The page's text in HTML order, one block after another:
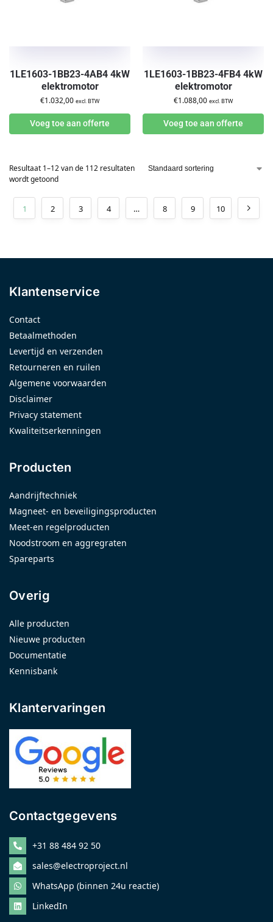
1LE1603-1BB23-4AB4 4kW
elektromotor
€1.032,00 excl. BTW
Voeg toe aan offerte
1LE1603-1BB23-4FB4 4kW
elektromotor
€1.088,00 excl. BTW
Voeg toe aan offerte
Resultaat 1–12 van de 112 resultaten
wordt getoond
1 2 3 4 … 8 9 10
Klantenservice
Contact
Betaalmethoden
Levertijd en verzenden
Retourneren en ruilen
Algemene voorwaarden
Disclaimer
Privacy statement
Kwaliteitserkenningen
Producten
Aandrijftechniek
Magneet- en beveiligingsproducten
Meet-en regelproducten
Noodstroom en aggregraten
Spareparts
Overig
Alle producten
Nieuwe producten
Documentatie
Kennisbank
Klantervaringen
Contactgegevens
+31 88 484 92 50
sales@electroproject.nl
WhatsApp (binnen 24u reactie)
LinkedIn